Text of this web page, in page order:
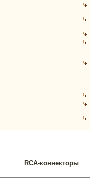
RCA-коннекторы